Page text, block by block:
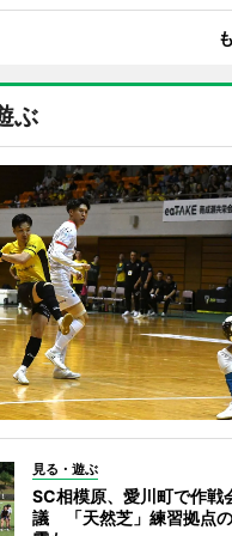
ぶ
見る・遊ぶ
SC相模原、愛川町で作戦
議 「天然芝」練習拠点